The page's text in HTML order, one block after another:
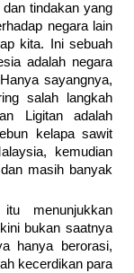
tindakan yang
negara lain
kita. Ini sebuah
adalah negara
sayangnya,
salah langkah
Ligitan adalah
kelapa sawit
kemudian
masih banyak
menunjukkan
bukan saatnya
hanya berorasi,
kecerdikan para